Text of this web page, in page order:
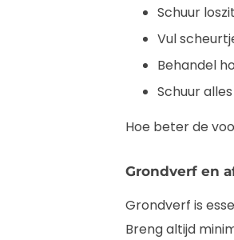
Schuur
Vul
Behandel
Schuur
Hoe beter de
Grondverf en
Grondverf is
Breng altijd